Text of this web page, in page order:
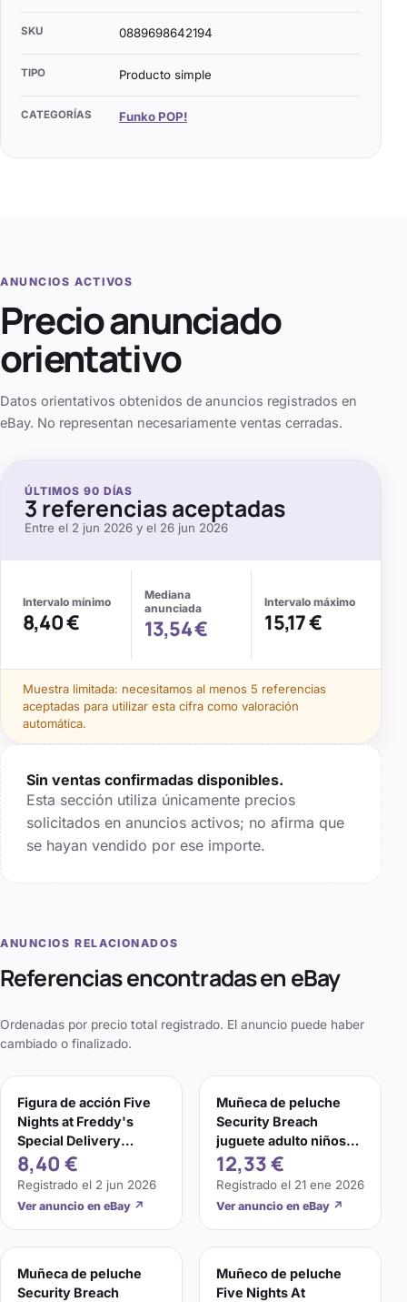
SKU 0889698642194
TIPO Producto simple
CATEGORÍAS Funko POP!
ANUNCIOS ACTIVOS
Precio anunciado
orientativo
Datos orientativos obtenidos de anuncios registrados en
eBay. No representan necesariamente ventas cerradas.
ÚLTIMOS 90 DÍAS
3 referencias aceptadas
Entre el 2 jun 2026 y el 26 jun 2026
Intervalo mínimo
8,40 €
Mediana
anunciada
13,54 €
Intervalo máximo
15,17 €
Muestra limitada: necesitamos al menos 5 referencias
aceptadas para utilizar esta cifra como valoración
automática.
Sin ventas confirmadas disponibles.
Esta sección utiliza únicamente precios
solicitados en anuncios activos; no afirma que
se hayan vendido por ese importe.
ANUNCIOS RELACIONADOS
Referencias encontradas en eBay
Ordenadas por precio total registrado. El anuncio puede haber
cambiado o finalizado.
Figura de acción Five
Nights at Freddy's
Special Delivery
Shamrock Freddy
8,40 €
Registrado el 2 jun 2026
Ver anuncio en eBay ↗
Muñeca de peluche
Security Breach
juguete adulto niños
regalo 8" Fnaf Five
Nights at Freddy's
12,33 €
Registrado el 21 ene 2026
Ver anuncio en eBay ↗
Muñeca de peluche
Security Breach
Muñeco de peluche
Five Nights At